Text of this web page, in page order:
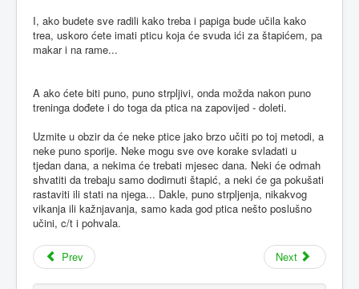
I, ako budete sve radili kako treba i papiga bude učila kako
trea, uskoro ćete imati pticu koja će svuda ići za štapićem, pa
makar i na rame...
A ako ćete biti puno, puno strpljivi, onda možda nakon puno
treninga dođete i do toga da ptica na zapovijed - doleti.
Uzmite u obzir da će neke ptice jako brzo učiti po toj metodi, a
neke puno sporije. Neke mogu sve ove korake svladati u
tjedan dana, a nekima će trebati mjesec dana. Neki će odmah
shvatiti da trebaju samo dodirnuti štapić, a neki će ga pokušati
rastaviti ili stati na njega... Dakle, puno strpljenja, nikakvog
vikanja ili kažnjavanja, samo kada god ptica nešto poslušno
učini, c/t i pohvala.
Prev Next